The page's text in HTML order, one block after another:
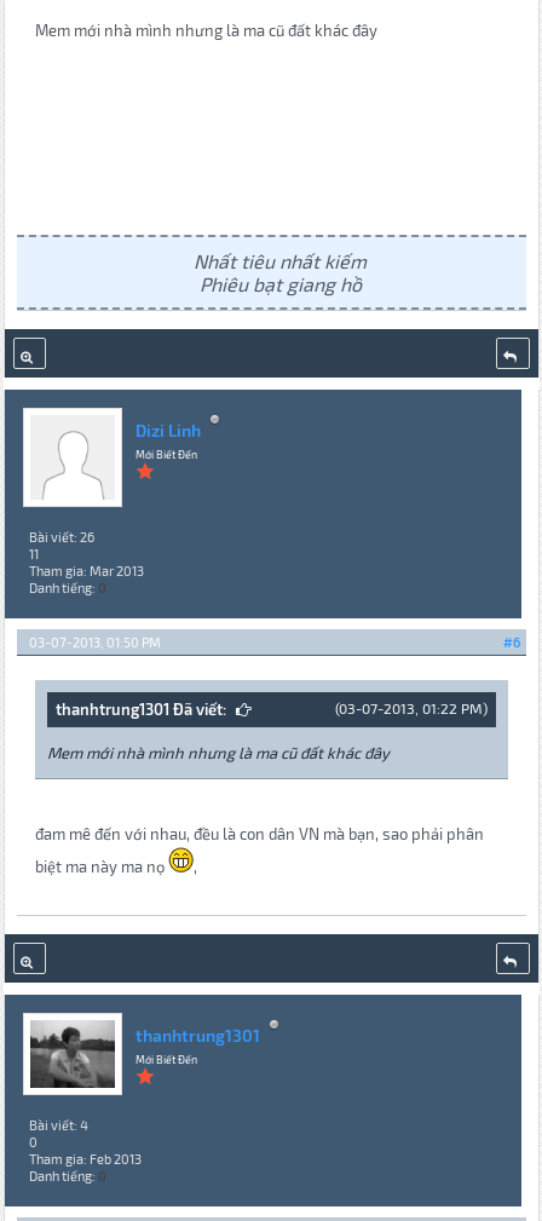
Mem mới nhà mình nhưng là ma cũ đất khác đây
Nhất tiêu nhất kiếm
Phiêu bạt giang hồ
Dizi Linh
Mới Biết Đến
Bài viết: 26
11
Tham gia: Mar 2013
Danh tiếng: 0
#6
03-07-2013, 01:50 PM
(03-07-2013, 01:22 PM)
thanhtrung1301 Đã viết:
Mem mới nhà mình nhưng là ma cũ đất khác đây
đam mê đến với nhau, đều là con dân VN mà bạn, sao phải phân
biệt ma này ma nọ
,
thanhtrung1301
Mới Biết Đến
Bài viết: 4
0
Tham gia: Feb 2013
Danh tiếng: 0